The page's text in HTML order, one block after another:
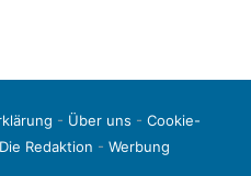
- Über uns - Cookie-
Die Redaktion - Werbung